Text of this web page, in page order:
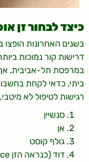
כיצד לבחור זן
בשנים האחרונות
דרישות קור נמוכות
במרפסת תל-אביבית,
ביתי, כדאי לקחת בחשבון
רגישות לטיפול לא
סנשיין
אן
גולף קוסט
דוד (כנראה הזן Abundance)